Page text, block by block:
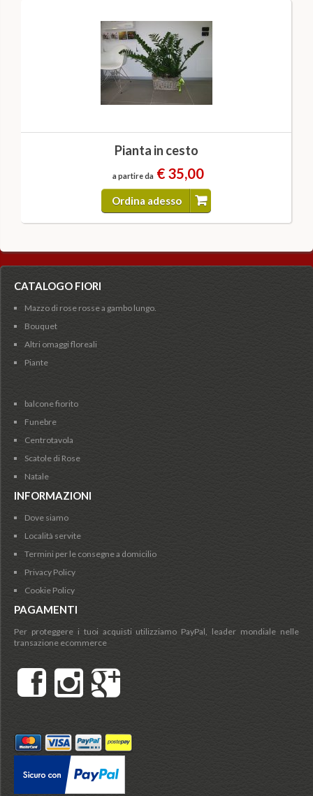
Pianta in cesto
a partire da € 35,00
Ordina adesso
CATALOGO FIORI
Mazzo di rose rosse a gambo lungo.
Bouquet
Altri omaggi floreali
Piante
balcone fiorito
Funebre
Centrotavola
Scatole di Rose
Natale
INFORMAZIONI
Dove siamo
Località servite
Termini per le consegne a domicilio
Privacy Policy
Cookie Policy
PAGAMENTI
Per proteggere i tuoi acquisti utilizziamo PayPal, leader mondiale nelle
transazione ecommerce